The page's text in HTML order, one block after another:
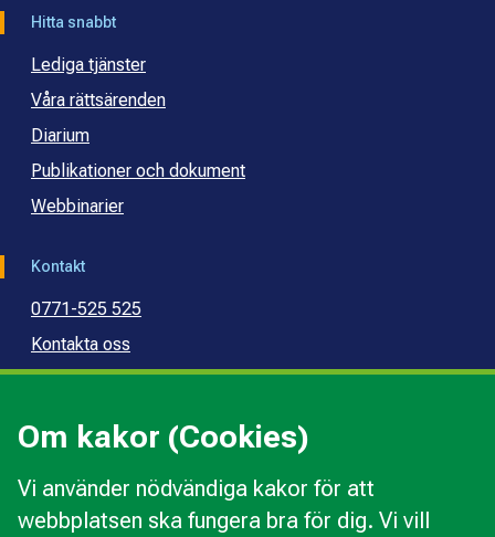
Om kakor (Cookies)
Vi använder nödvändiga kakor för att
webbplatsen ska fungera bra för dig. Vi vill
Hitta snabbt
Lediga tjänster
Våra rättsärenden
Diarium
Publikationer och dokument
Webbinarier
Kontakt
0771-525 525
Kontakta oss
Press
Kommunal budget- och skuldrådgivning